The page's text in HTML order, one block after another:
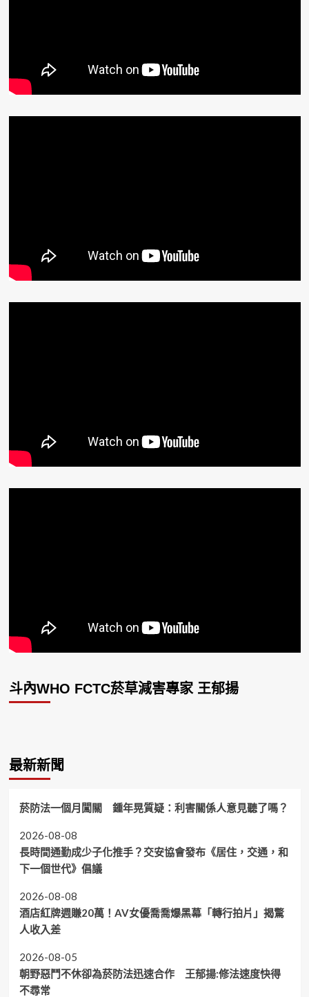
斗內WHO FCTC菸草減害專家 王郁揚
最新新聞
菸防法一個月闖關 鍾年晃質疑：利害關係人意見聽了嗎？
2026-08-08
長時間通勤成少子化推手？交安協會發布《居住，交通，和
下一個世代》倡議
2026-08-08
酒店紅牌週賺20萬！AV女優喬喬爆黑幕「轉行拍片」揭驚
人收入差
2026-08-05
朝野惡鬥不休卻為菸防法迅速合作 王郁揚:修法速度快得
不尋常